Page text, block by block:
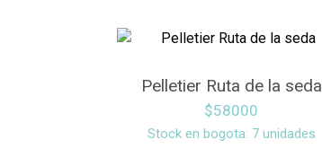
Pelletier Ruta de la seda
$58000
Stock en bogota: 7 unidades